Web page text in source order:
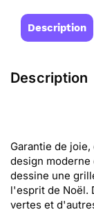
Description
Description
Garantie de
design
dessine une
l'esprit de Noël.
vertes et